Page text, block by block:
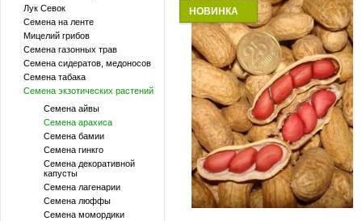
Лук Севок
Семена на ленте
Мицелий грибов
Семена газонных трав
Семена сидератов, медоносов
Семена табака
Семена экзотических растений
Семена айвы
Семена арахиса
Семена бамии
Семена гинкго
Семена декоративной
капусты
Семена лагенарии
Семена люффы
Семена момордики
НОВИНКА